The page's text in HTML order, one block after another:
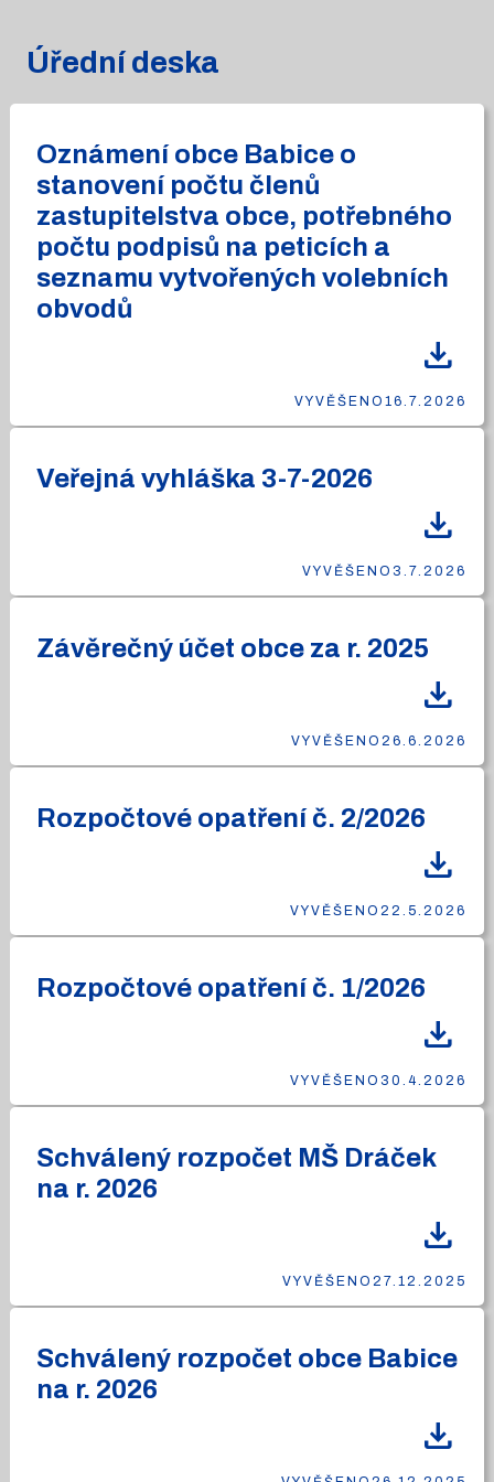
Úřední deska
Oznámení obce Babice o
stanovení počtu členů
zastupitelstva obce, potřebného
počtu podpisů na peticích a
seznamu vytvořených volebních
obvodů
download
VYVĚŠENO 16.7.2026
Veřejná vyhláška 3-7-2026
download
VYVĚŠENO 3.7.2026
Závěrečný účet obce za r. 2025
download
VYVĚŠENO 26.6.2026
Rozpočtové opatření č. 2/2026
download
VYVĚŠENO 22.5.2026
Rozpočtové opatření č. 1/2026
download
VYVĚŠENO 30.4.2026
Schválený rozpočet MŠ Dráček
na r. 2026
download
VYVĚŠENO 27.12.2025
Schválený rozpočet obce Babice
na r. 2026
download